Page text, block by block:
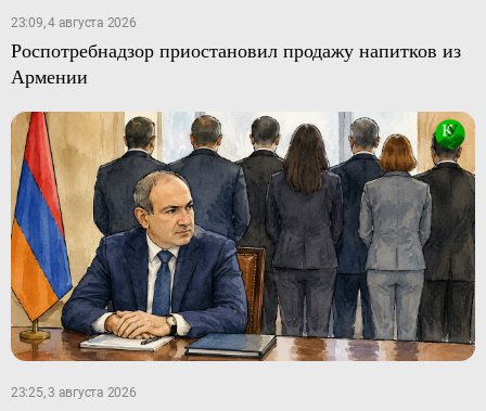
23:09, 4 августа 2026
Роспотребнадзор приостановил продажу напитков из
Армении
23:25, 3 августа 2026